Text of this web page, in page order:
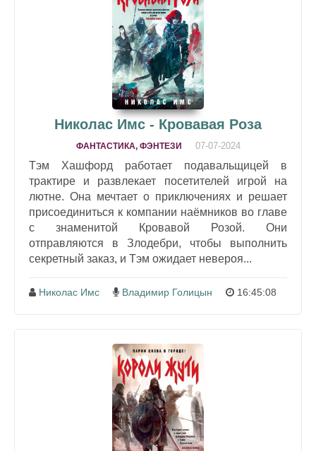
Николас Имс - Кровавая Роза
ФАНТАСТИКА, ФЭНТЕЗИ 07-07-2024
Тэм Хашфорд работает подавальщицей в
трактире и развлекает посетителей игрой на
лютне. Она мечтает о приключениях и решает
присоединиться к компании наёмников во главе
с знаменитой Кровавой Розой. Они
отправляются в Злодебри, чтобы выполнить
секретный заказ, и Тэм ожидает невероя...
Николас Имс Владимир Голицын 16:45:08